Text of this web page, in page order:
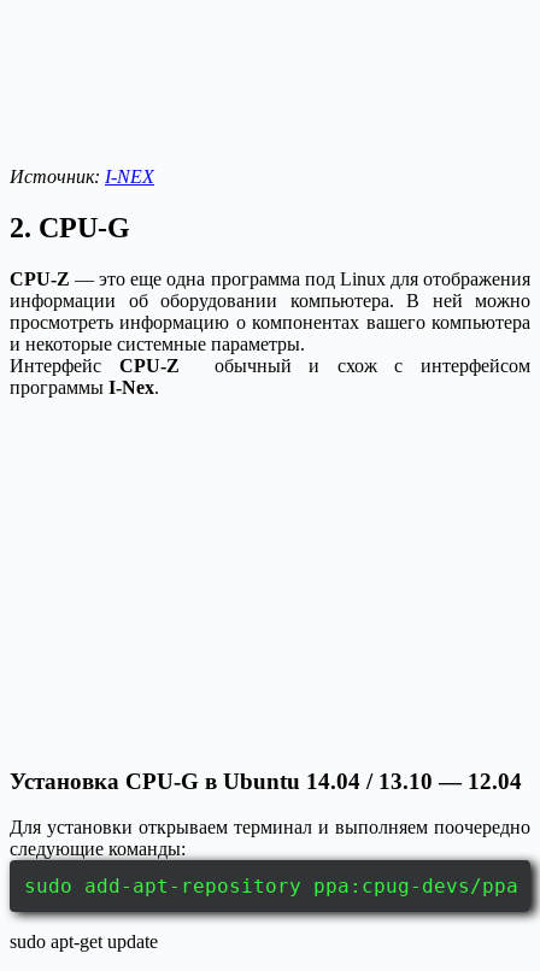
Источник: I-NEX
2. CPU-G
CPU-Z — это еще одна программа под Linux для отображения
информации об оборудовании компьютера. В ней можно
просмотреть информацию о компонентах вашего компьютера
и некоторые системные параметры.
Интерфейс CPU-Z обычный и схож с интерфейсом
программы I-Nex.
Установка CPU-G в Ubuntu 14.04 / 13.10 — 12.04
Для установки открываем терминал и выполняем поочередно
следующие команды:
sudo add-apt-repository ppa:cpug-devs/ppa
sudo apt-get update